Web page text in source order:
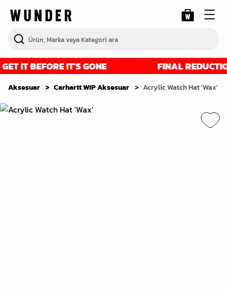
IT BEFORE IT'S GONE FINAL
Aksesuar Carhartt WIP Aksesuar Acrylic Watch Hat 'Wax'